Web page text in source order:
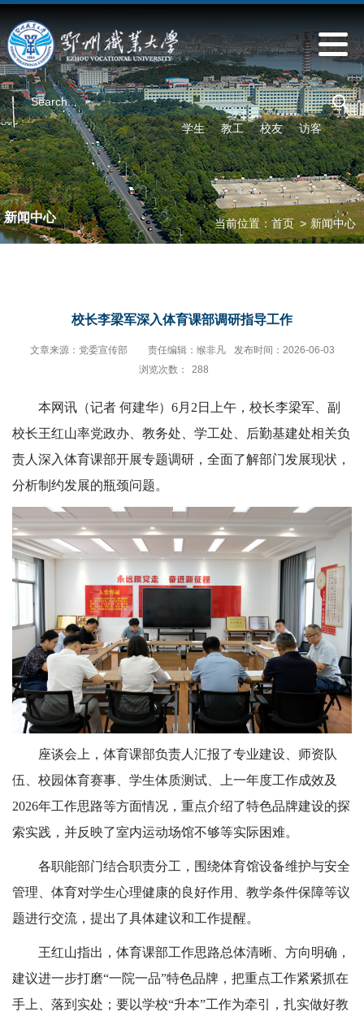
学生 教工 校友 访客
新闻中心 当前位置： 首页 > 新闻中心
校长李梁军深入体育课部调研指导工作
文章来源：党委宣传部 责任编辑：缑非凡
发布时间：2026-06-03
浏览次数：
288
本网讯（记者 何建华）6月2日上午，校长李梁军、副
校长王红山率党政办、教务处、学工处、后勤基建处相关负
责人深入体育课部开展专题调研，全面了解部门发展现状，
分析制约发展的瓶颈问题。
座谈会上，体育课部负责人汇报了专业建设、师资队
伍、校园体育赛事、学生体质测试、上一年度工作成效及
2026年工作思路等方面情况，重点介绍了特色品牌建设的探
索实践，并反映了室内运动场馆不够等实际困难。
各职能部门结合职责分工，围绕体育馆设备维护与安全
管理、体育对学生心理健康的良好作用、教学条件保障等议
题进行交流，提出了具体建议和工作提醒。
王红山指出，体育课部工作思路总体清晰、方向明确，
建议进一步打磨“一院一品”特色品牌，把重点工作紧紧抓在
手上、落到实处；要以学校“升本”工作为牵引，扎实做好教